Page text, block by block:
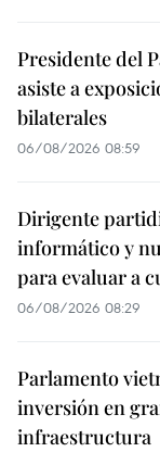
Presidente del
asiste a
bilaterales
06/08/2026 08:59
Dirigente
informático y
para evaluar a
06/08/2026 08:29
Parlamento
inversión en
infraestructura